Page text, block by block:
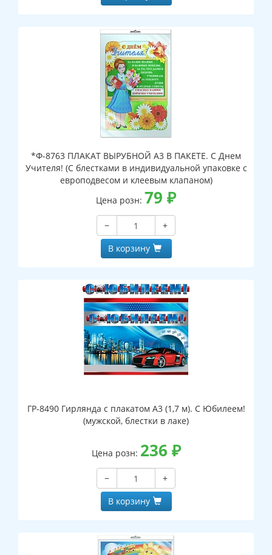
*Ф-8763 ПЛАКАТ ВЫРУБНОЙ А3 В ПАКЕТЕ. С Днем
Учителя! (С блестками в индивидуальной упаковке с
европодвесом и клеевым клапаном)
Цена розн: 79 ₽
−
+
В корзину
ГР-8490 Гирлянда с плакатом А3 (1,7 м). С Юбилеем!
(мужской, блестки в лаке)
Цена розн: 236 ₽
−
+
В корзину